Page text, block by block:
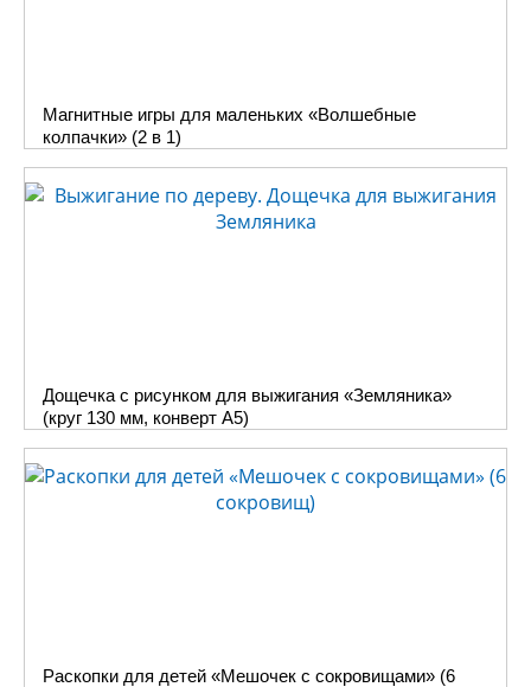
Магнитные игры для маленьких «Волшебные
колпачки» (2 в 1)
Дощечка с рисунком для выжигания «Земляника»
(круг 130 мм, конверт А5)
Раскопки для детей «Мешочек с сокровищами» (6